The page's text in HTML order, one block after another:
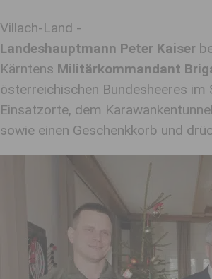
Villach-Land -
Landeshauptmann Peter Kaiser
Kärntens Militärkommandant
österreichischen Bundesheeres
Einsatzorte, dem
sowie einen Geschenkkorb und